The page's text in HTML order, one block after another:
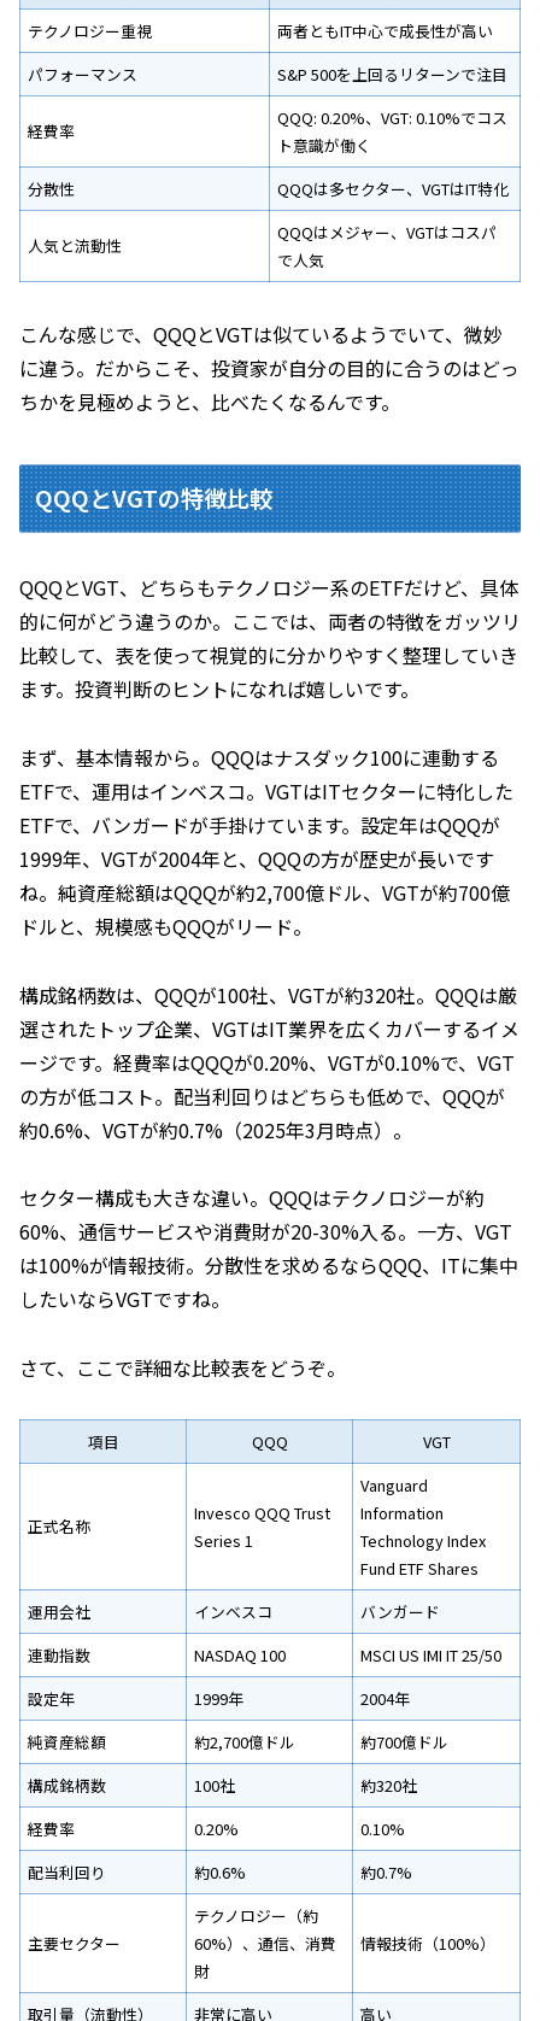
テクノロジー重視
両者ともIT中心で成長性が高い
パフォーマンス
S&P 500を上回るリターンで注目
経費率
QQQ: 0.20%、VGT: 0.10%でコス
ト意識が働く
分散性
QQQは多セクター、VGTはIT特化
人気と流動性
QQQはメジャー、VGTはコスパ
で人気
こんな感じで、QQQとVGTは似ているようでいて、微妙
に違う。だからこそ、投資家が自分の目的に合うのはどっ
ちかを見極めようと、比べたくなるんです。
QQQとVGTの特徴比較
QQQとVGT、どちらもテクノロジー系のETFだけど、具体
的に何がどう違うのか。ここでは、両者の特徴をガッツリ
比較して、表を使って視覚的に分かりやすく整理していき
ます。投資判断のヒントになれば嬉しいです。
まず、基本情報から。QQQはナスダック100に連動する
ETFで、運用はインベスコ。VGTはITセクターに特化した
ETFで、バンガードが手掛けています。設定年はQQQが
1999年、VGTが2004年と、QQQの方が歴史が長いです
ね。純資産総額はQQQが約2,700億ドル、VGTが約700億
ドルと、規模感もQQQがリード。
構成銘柄数は、QQQが100社、VGTが約320社。QQQは厳
選されたトップ企業、VGTはIT業界を広くカバーするイメ
ージです。経費率はQQQが0.20%、VGTが0.10%で、VGT
の方が低コスト。配当利回りはどちらも低めで、QQQが
約0.6%、VGTが約0.7%（2025年3月時点）。
セクター構成も大きな違い。QQQはテクノロジーが約
60%、通信サービスや消費財が20-30%入る。一方、VGT
は100%が情報技術。分散性を求めるならQQQ、ITに集中
したいならVGTですね。
さて、ここで詳細な比較表をどうぞ。
項目 QQQ VGT
正式名称
Invesco QQQ Trust
Series 1
Vanguard
Information
Technology Index
Fund ETF Shares
運用会社
インベスコ
バンガード
連動指数
NASDAQ 100
MSCI US IMI IT 25/50
設定年
1999年
2004年
純資産総額
約2,700億ドル
約700億ドル
構成銘柄数
100社
約320社
経費率
0.20%
0.10%
配当利回り
約0.6% 約0.7%
主要セクター
テクノロジー（約
60%）、通信、消費
財
情報技術（100%）
取引量（流動性） 非常に高い 高い